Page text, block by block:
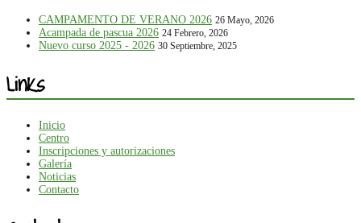
CAMPAMENTO DE VERANO 2026 26 Mayo, 2026
Acampada de pascua 2026 24 Febrero, 2026
Nuevo curso 2025 - 2026 30 Septiembre, 2025
Links
Inicio
Centro
Inscripciones y autorizaciones
Galería
Noticias
Contacto